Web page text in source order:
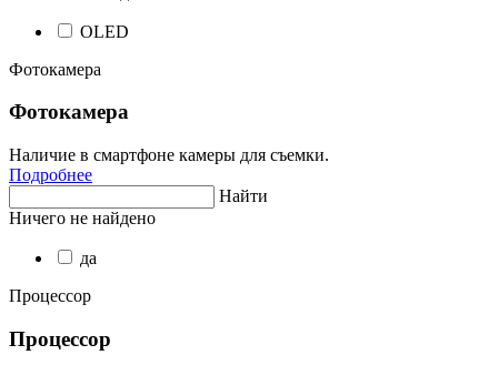
OLED
Фотокамера
Фотокамера
Наличие в смартфоне камеры для съемки.
Подробнее
Найти
Ничего не найдено
да
Процессор
Процессор